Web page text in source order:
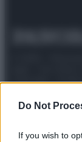
Do Not
If you wish to
riservata – P.IVA
Attualità